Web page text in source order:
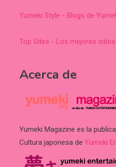
Yumeki Style - Blogs de
Top Sites - Los mejores
Acerca de
Yumeki Magazine es la
Cultura japonesa de Yumeki